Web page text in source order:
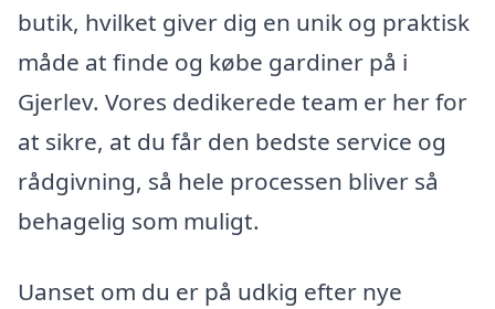
butik, hvilket giver dig en unik og praktisk
måde at finde og købe gardiner på i
Gjerlev. Vores dedikerede team er her for
at sikre, at du får den bedste service og
rådgivning, så hele processen bliver så
behagelig som muligt.
Uanset om du er på udkig efter nye